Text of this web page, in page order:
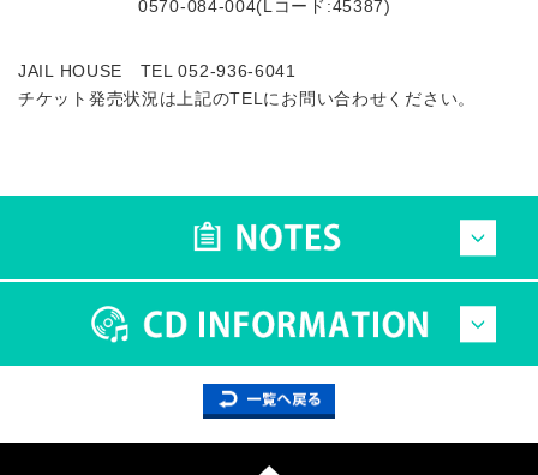
0570-084-004(Lコード:45387)
JAIL HOUSE TEL 052-936-6041
チケット発売状況は上記のTELにお問い合わせください。